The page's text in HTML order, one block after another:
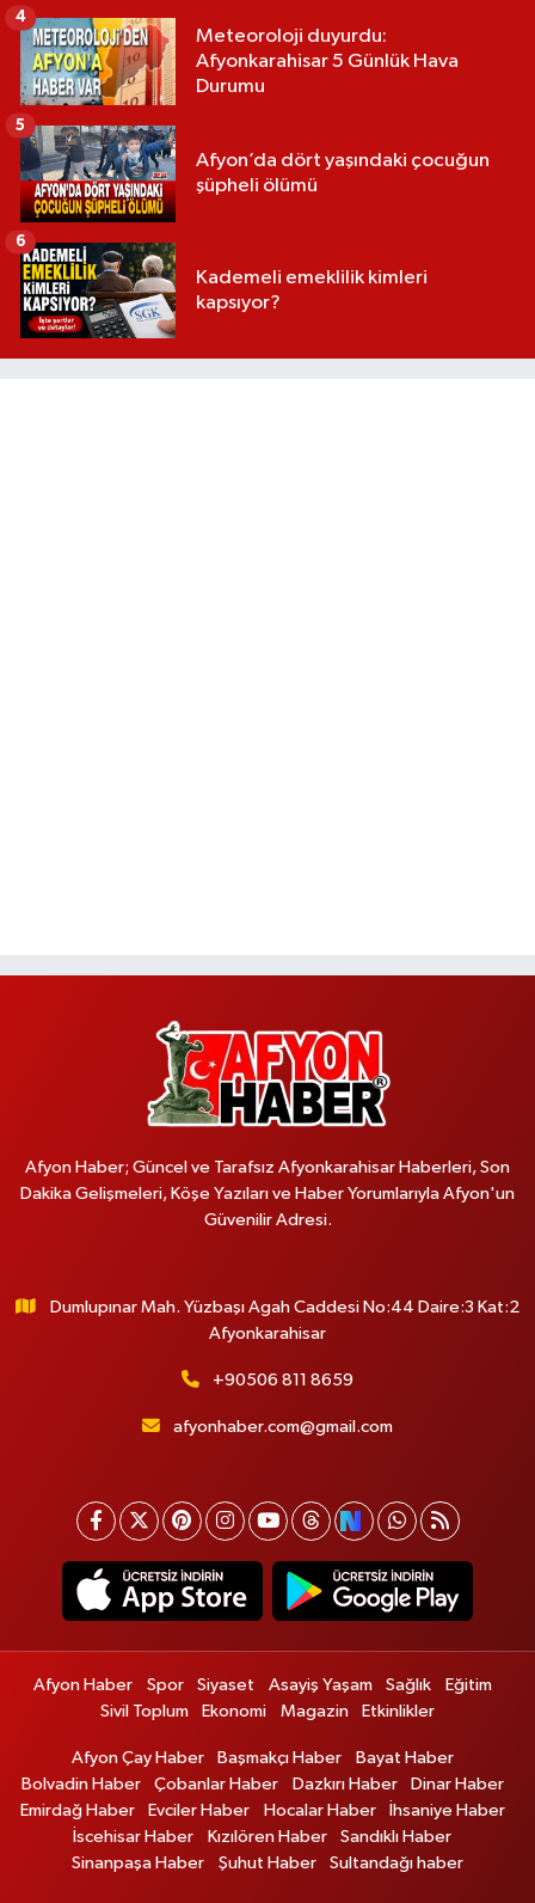
Meteoroloji duyurdu:
Afyonkarahisar 5 Günlük Hava
Durumu
4
Afyon’da dört yaşındaki çocuğun
şüpheli ölümü
5
Kademeli emeklilik kimleri
kapsıyor?
6
Afyon Haber; Güncel ve Tarafsız Afyonkarahisar Haberleri, Son
Dakika Gelişmeleri, Köşe Yazıları ve Haber Yorumlarıyla Afyon'un
Güvenilir Adresi.
Dumlupınar Mah. Yüzbaşı Agah Caddesi No:44 Daire:3 Kat:2
Afyonkarahisar
+90506 811 8659
afyonhaber.com@gmail.com
Afyon Haber Spor Siyaset Asayiş Yaşam Sağlık
Eğitim
Sivil Toplum
Ekonomi Magazin Etkinlikler
Afyon Çay Haber Başmakçı Haber
Bayat Haber
Bolvadin Haber
Çobanlar Haber Dazkırı Haber
Dinar Haber
Emirdağ Haber
Evciler Haber Hocalar Haber
İhsaniye Haber
İscehisar Haber
Kızılören Haber
Sandıklı Haber
Sinanpaşa Haber
Şuhut Haber Sultandağı haber